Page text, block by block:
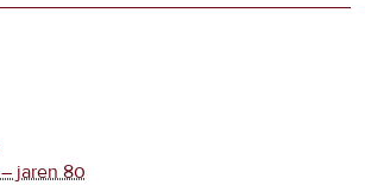
jaren 80